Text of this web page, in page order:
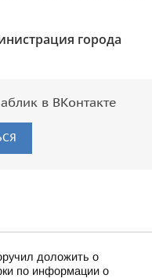
города
в ВКонтакте
доложить о
по информации о